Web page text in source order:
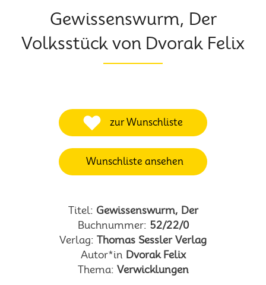
zur Wunschliste
Wunschliste ansehen
Gewissenswurm, Der
Volksstück von Dvorak Felix
Titel: Gewissenswurm, Der
Buchnummer: 52/22/0
Verlag: Thomas Sessler Verlag
Autor*in Dvorak Felix
Thema: Verwicklungen